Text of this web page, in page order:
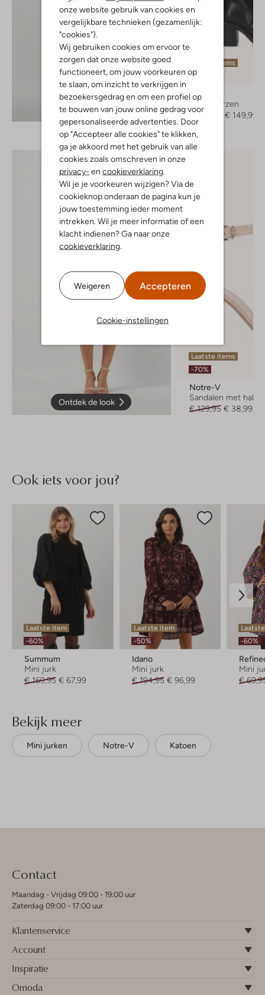
onze website gebruik van cookies en
vergelijkbare technieken (gezamenlijk:
"cookies").
Wij gebruiken cookies om ervoor te
zorgen dat onze website goed
functioneert, om jouw voorkeuren op
te slaan, om inzicht te verkrijgen in
bezoekersgedrag en om een profiel op
te bouwen van jouw online gedrag voor
gepersonaliseerde advertenties. Door
op "Accepteer alle cookies" te klikken,
ga je akkoord met het gebruik van alle
cookies zoals omschreven in onze
privacy- en cookieverklaring.
Wil je je voorkeuren wijzigen? Via de
cookieknop onderaan de pagina kun je
jouw toestemming ieder moment
intrekken. Wil je meer informatie of een
klacht indienen? Ga naar onze
cookieverklaring.
Weigeren Accepteren
Cookie-instellingen
Ontdek de look
Laatste items
-50%
Via Vai
Hoge laarzen
€ 299,95
€ 149,99
Ontdek de look
Laatste items
-70%
Notre-V
Sandalen met hak
€ 129,95 € 38,99
Ook iets voor jou?
Laatste item
-60%
Summum
Mini jurk
€ 169,95 € 67,99
Laatste item
-50%
Idano
Mini jurk
€ 194,95 € 96,99
-60%
Mini
€
Bekijk meer
Mini jurken Notre-V Katoen
Contact
Maandag - Vrijdag 09:00 - 19:00 uur
Zaterdag 09:00 - 17:00 uur
Klantenservice
Account
Inspiratie
Omoda